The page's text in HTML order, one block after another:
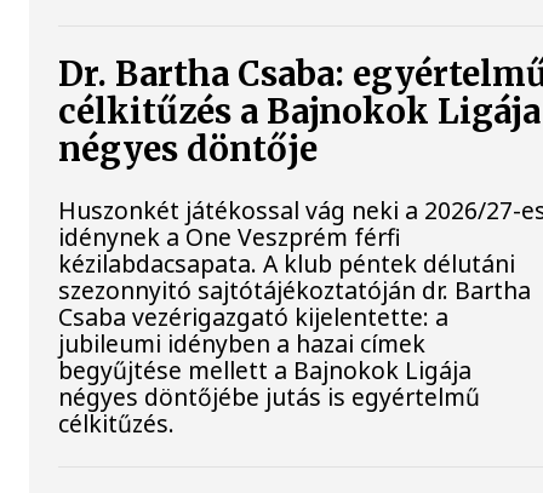
Dr. Bartha Csaba:
célkitűzés a Bajnokok Ligája
négyes döntője
Huszonkét játékossal vág neki a 2026/27-
idénynek a One Veszprém férfi
kézilabdacsapata. A klub péntek délutáni
szezonnyitó sajtótájékoztatóján dr. Bartha
Csaba vezérigazgató kijelentette: a
jubileumi idényben a hazai címek
begyűjtése mellett a Bajnokok Ligája
négyes döntőjébe jutás is egyértelmű
célkitűzés.